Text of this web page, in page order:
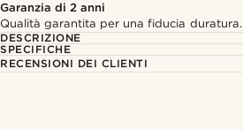
Garanzia di 2 anni
Qualità garantita per una fiducia duratura.
DESCRIZIONE
SPECIFICHE
RECENSIONI DEI CLIENTI